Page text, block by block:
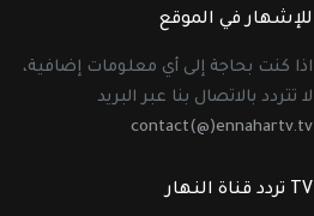
للإشهار في الموقع
اذا كنت بحاجة إلى أي معلومات إضافية،
لا تتردد بالاتصال بنا عبر البريد
contact(@)ennahartv.tv
TV تردد قناة النهار